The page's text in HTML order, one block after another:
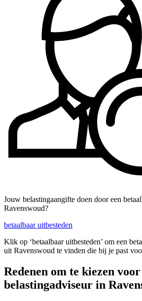
Jouw belastingaangifte doen door een
Ravenswoud?
betaalbaar uitbesteden
Klik op ‘betaalbaar uitbesteden’ om een
uit Ravenswoud te vinden die bij je past
Redenen om te kiezen voor
belastingadviseur in